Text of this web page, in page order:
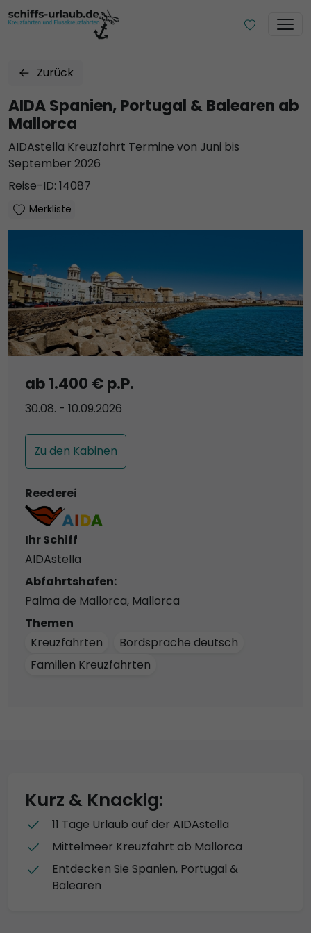
Zurück
AIDA Spanien, Portugal & Balearen ab
Mallorca
AIDAstella Kreuzfahrt Termine von Juni bis
September 2026
Reise-ID: 14087
Merkliste
ab 1.400 € p.P.
30.08. - 10.09.2026
Zu den Kabinen
Reederei
Ihr Schiff
AIDAstella
Abfahrtshafen:
Palma de Mallorca, Mallorca
Themen
Kreuzfahrten
Bordsprache deutsch
Familien Kreuzfahrten
Kurz & Knackig:
11 Tage Urlaub auf der AIDAstella
Mittelmeer Kreuzfahrt ab Mallorca
Entdecken Sie Spanien, Portugal &
Balearen